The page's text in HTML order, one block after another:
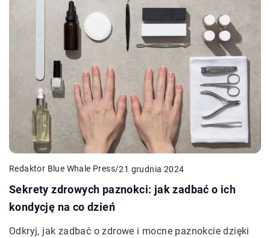
Redaktor Blue Whale Press/21 grudnia 2024
Sekrety zdrowych paznokci: jak zadbać o ich
kondycję na co dzień
Odkryj, jak zadbać o zdrowe i mocne paznokcie dzięki